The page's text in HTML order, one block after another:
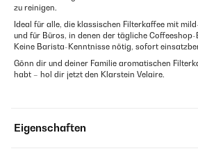
zu reinigen.
Ideal für alle, die klassischen Filterkaffee mit
und für Büros, in denen der tägliche Coffeeshop-
Keine Barista-Kenntnisse nötig, sofort
Gönn dir und deiner Familie aromatischen
habt – hol dir jetzt den Klarstein Velaire.
Eigenschaften